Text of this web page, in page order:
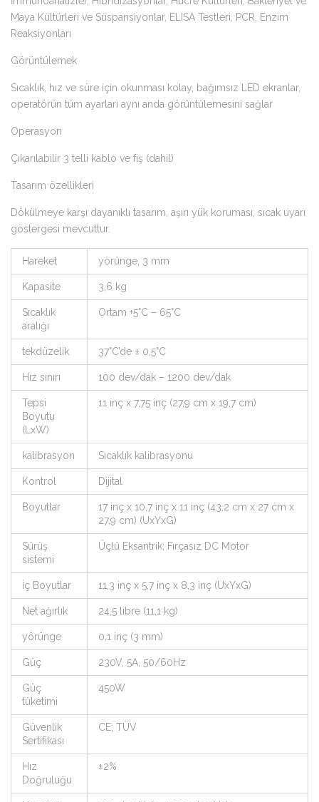
Maya Kültürleri ve Süspansiyonlar, ELISA Testleri, PCR, Enzim
Reaksiyonları
Görüntülemek
Sıcaklık, hız ve süre için okunması kolay, bağımsız LED ekranlar,
operatörün tüm ayarları aynı anda görüntülemesini sağlar
Operasyon
Çıkarılabilir 3 telli kablo ve fiş (dahil)
Tasarım özellikleri
Dökülmeye karşı dayanıklı tasarım, aşırı yük koruması, sıcak uyarı
göstergesi mevcuttur.
Hareket yörünge, 3 mm
Kapasite 3,6 kg
Sıcaklık
aralığı
Ortam +5°C – 65°C
tekdüzelik 37°C’de ± 0,5°C
Hız sınırı 100 dev/dak – 1200 dev/dak
Tepsi
Boyutu
(LxW)
11 inç x 7,75 inç (27,9 cm x 19,7 cm)
kalibrasyon Sıcaklık kalibrasyonu
Kontrol Dijital
Boyutlar
17 inç x 10,7 inç x 11 inç (43,2 cm x 27 cm x
27,9 cm) (UxYxG)
Sürüş
sistemi
Üçlü Eksantrik; Fırçasız DC Motor
İç Boyutlar 11,3 inç x 5,7 inç x 8,3 inç (UxYxG)
Net ağırlık 24,5 libre (11,1 kg)
yörünge 0,1 inç (3 mm)
Güç 230V, 5A, 50/60Hz
Güç
tüketimi
450W
Güvenlik
Sertifikası
CE; TÜV
Hız
Doğruluğu
±2%